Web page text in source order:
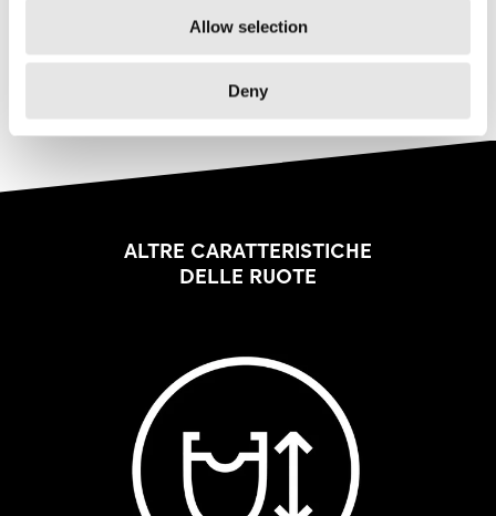
Allow selection
Deny
più lunghi e della maggiore quantità di materiale
del cerchio.
ALTRE CARATTERISTICHE
DELLE RUOTE